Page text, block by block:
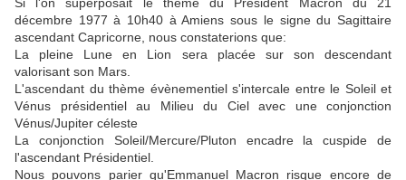
décembre 1977 à 10h40 à Amiens sous le signe du Sagittaire
ascendant Capricorne, nous constaterions que:
La pleine Lune en Lion sera placée sur son descendant
valorisant son Mars.
L'ascendant du thème évènementiel s'intercale entre le Soleil et
Vénus présidentiel au Milieu du Ciel avec une conjonction
Vénus/Jupiter céleste
La conjonction Soleil/Mercure/Pluton encadre la cuspide de
l'ascendant Présidentiel.
Nous pouvons parier qu'Emmanuel Macron risque encore de